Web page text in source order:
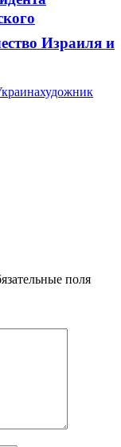
Израиля и
художник
поля